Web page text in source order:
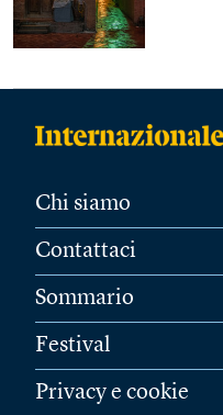
Chi siamo
Contattaci
Sommario
Festival
Privacy e cookie